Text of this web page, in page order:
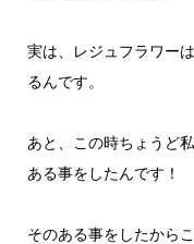
実は、レジュフラワー
るんです。
あと、この時ちょうど
ある事をしたんです！
そのある事をしたから